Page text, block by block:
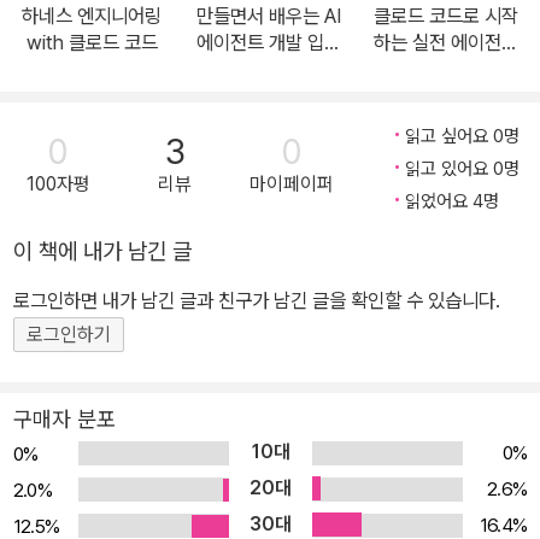
에이전트 개발을 실습하며 실전 감각을 키우고 싶은 개발자 데이터
최신 AI 기술을 서비스에 적용하고 싶은 기획자 및 스타트업 관계자
AI 에이전트에 관심 있는 일반 독자: LLM을 활용한 AI 기술이 실제
어떻게 적용되는지 체험하고 싶은 사람 7가지 프로젝트 사례 에이전
테이션 생성하기 에이전트 2: OpenAI Assistants API를 이용해 에
이전트가 OpenAI 함수를 호출하게 하기 에이전트 3: LangChain의
ReAct 기반 체계를 이용해 가격 생성하기 에이전트 4: LangChain
및 분석하기 에이전트 6: BabyAGI 다단계 작업 관리 에이전트로 제
품 보관 전략 수립하기 에이전트 7: AutoGen, MetaGPT로 주문
접수부터 비용 관리까지 마치는 다중 에이전트 시스템 구축하기
하네스 엔지니어링
with 클로드 코드
만들면서 배우는 AI
에이전트 개발 입문
클로드 코드로 시작
하는 실전 에이전틱
0
100자평
3
리뷰
0
마이페이퍼
읽고 싶어요 0명
읽고 있어요 0명
읽었어요 4명
이 책에 내가 남긴 글
로그인하면 내가 남긴 글과 친구가 남긴 글을 확인할 수 있습니다.
로그인하기
구매자 분포
0% 10대
0%
2.0%
20대
2.6%
12.5%
30대
16.4%